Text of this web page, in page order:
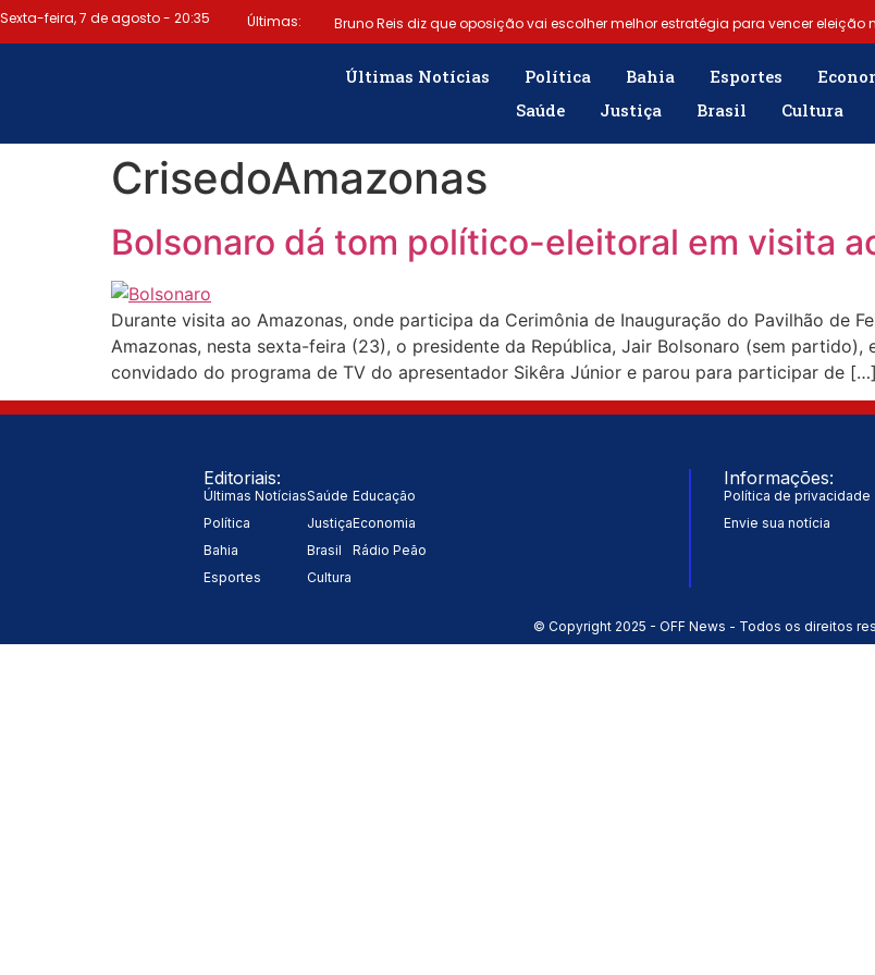
Sexta-feira, 7 de agosto - 20:35 Últimas: Bruno Reis diz que oposição vai escolher melhor estratégia para vencer eleição
emitir título termina hoje (6) | Samuel Júnior luta em prol dos profissionais
gratuito de alertas de emergência para população “Tomamos a decisão
Últimas Notícias Política Bahia Esportes
Saúde
Justiça Brasil Cultura
CrisedoAmazonas
Bolsonaro dá tom político-eleitoral em visita
Durante visita ao Amazonas, onde participa da Cerimônia de Inauguração do Pavilhão de
Amazonas, nesta sexta-feira (23), o presidente da República, Jair Bolsonaro (sem
convidado do programa de TV do apresentador Sikêra Júnior e parou para participar de […]
Editoriais:
Últimas Notícias
Política
Bahia
Esportes
Saúde
Justiça
Brasil
Cultura
Educação
Economia
Rádio Peão
Informações:
Política de privacidade
Envie sua notícia
© Copyright 2025 - OFF News - Todos os direitos